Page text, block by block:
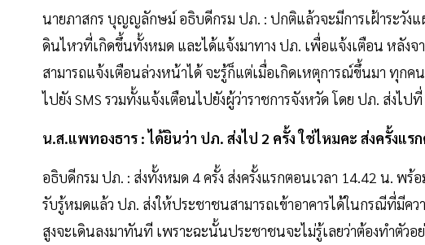
นายภาสกร บุญญลักษม์ อธิบดีกรม ปภ. : ปกติแล้วจะมีการเฝ้าระวัง
ดินไหวที่เกิดขึ้นทั้งหมด และได้แจ้งมาทาง ปภ. เพื่อแจ้งเตือน หลั
สามารถแจ้งเตือนล่วงหน้าได้ จะรู้ก็แต่เมื่อเกิดเหตุการณ์ขึ้นมา ทุกค
ไปยัง SMS รวมทั้งแจ้งเตือนไปยังผู้ว่าราชการจังหวัด โดย ปภ. ส่งไ
น.ส.แพทองธาร : ได้ยินว่า ปภ. ส่งไป 2 ครั้ง ใช่ไหมคะ ส่งครั้งแร
อธิบดีกรม ปภ. : ส่งทั้งหมด 4 ครั้ง ส่งครั้งแรกตอนเวลา 14.42 น. พ
รับรู้หมดแล้ว ปภ. ส่งให้ประชาชนสามารถเข้าอาคารได้ในกรณีที่มีค
สูงจะเดินลงมาทันที เพราะฉะนั้นประชาชนจะไม่รู้เลยว่าต้องทำตัวอย่